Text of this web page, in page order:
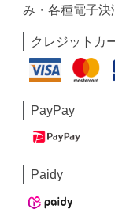
み・各種電子決
クレジットカ
PayPay
Paidy